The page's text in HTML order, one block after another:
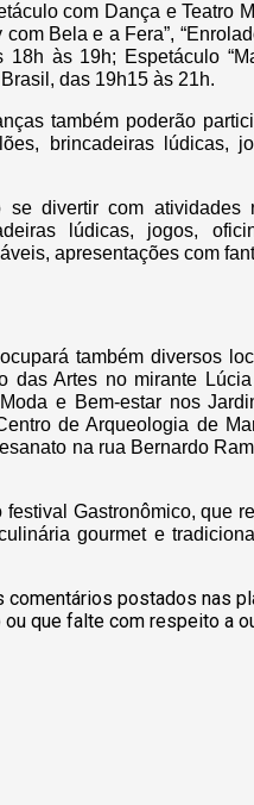
com Dança e Teatro
Bela e a Fera”,
18h às 19h; Espetáculo
das 19h15 às 21h.
também poderão
brincadeiras lúdicas,
divertir com atividades
lúdicas, jogos,
apresentações com
também diversos
das Artes no mirante
e Bem-estar nos
de Arqueologia de
na rua Bernardo
Gastronômico, que
gourmet e
postados nas
que falte com respeito a